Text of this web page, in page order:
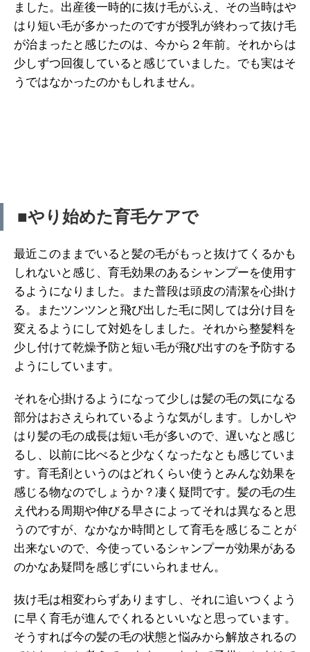
ました。出産後一時的に抜け毛がふえ、その当時はや
はり短い毛が多かったのですが授乳が終わって抜け毛
が治まったと感じたのは、今から２年前。それからは
少しずつ回復していると感じていました。でも実はそ
うではなかったのかもしれません。
■やり始めた育毛ケアで
最近このままでいると髪の毛がもっと抜けてくるかも
しれないと感じ、育毛効果のあるシャンプーを使用す
るようになりました。また普段は頭皮の清潔を心掛け
る。またツンツンと飛び出した毛に関しては分け目を
変えるようにして対処をしました。それから整髪料を
少し付けて乾燥予防と短い毛が飛び出すのを予防する
ようにしています。
それを心掛けるようになって少しは髪の毛の気になる
部分はおさえられているような気がします。しかしや
はり髪の毛の成長は短い毛が多いので、遅いなと感じ
るし、以前に比べると少なくなったなとも感じていま
す。育毛剤というのはどれくらい使うとみんな効果を
感じる物なのでしょうか？凄く疑問です。髪の毛の生
え代わる周期や伸びる早さによってそれは異なると思
うのですが、なかなか時間として育毛を感じることが
出来ないので、今使っているシャンプーが効果がある
のかなあ疑問を感じずにいられません。
抜け毛は相変わらずありますし、それに追いつくよう
に早く育毛が進んでくれるといいなと思っています。
そうすれば今の髪の毛の状態と悩みから解放されるの